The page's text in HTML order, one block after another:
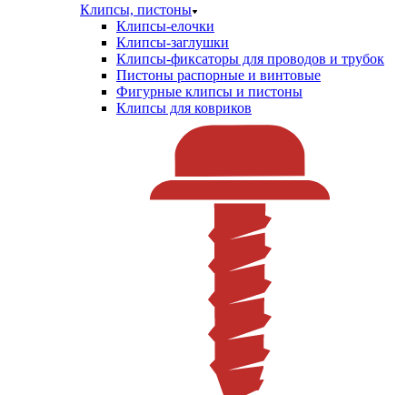
Клипсы, пистоны
Клипсы-елочки
Клипсы-заглушки
Клипсы-фиксаторы для проводов и трубок
Пистоны распорные и винтовые
Фигурные клипсы и пистоны
Клипсы для ковриков